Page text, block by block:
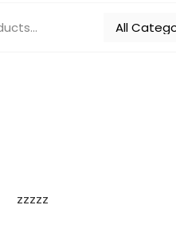
zzzzz